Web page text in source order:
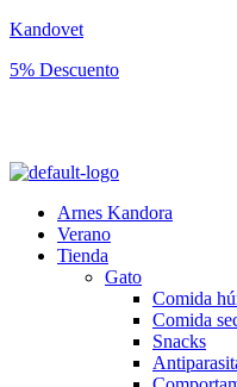
Kandovet
5% Descuento
Arnes Kandora
Verano
Tienda
Gato
Comida
Comida
Snacks